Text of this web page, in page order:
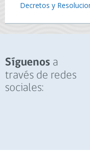
Decretos y
Síguenos a
través de redes
sociales: